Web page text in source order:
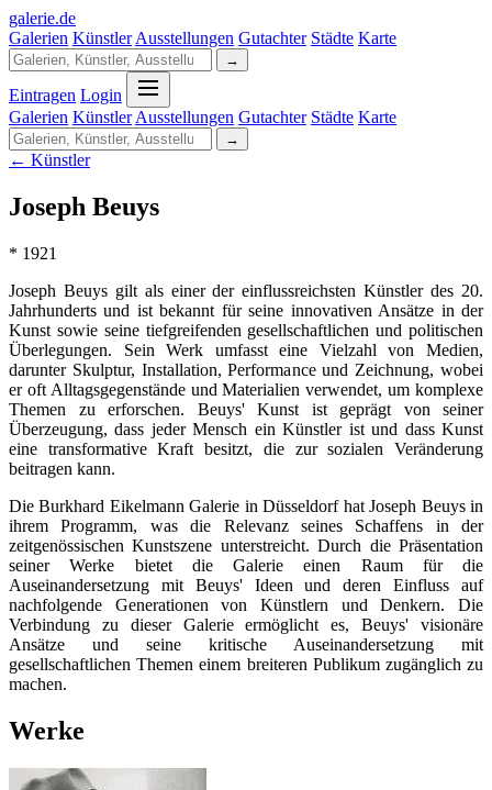
galerie.de
Galerien Künstler Ausstellungen Gutachter Städte Karte
→
Eintragen Login
Galerien Künstler Ausstellungen Gutachter Städte Karte
→
← Künstler
Joseph Beuys
* 1921
Joseph Beuys gilt als einer der einflussreichsten Künstler des 20.
Jahrhunderts und ist bekannt für seine innovativen Ansätze in der
Kunst sowie seine tiefgreifenden gesellschaftlichen und politischen
Überlegungen. Sein Werk umfasst eine Vielzahl von Medien,
darunter Skulptur, Installation, Performance und Zeichnung, wobei
er oft Alltagsgegenstände und Materialien verwendet, um komplexe
Themen zu erforschen. Beuys' Kunst ist geprägt von seiner
Überzeugung, dass jeder Mensch ein Künstler ist und dass Kunst
eine transformative Kraft besitzt, die zur sozialen Veränderung
beitragen kann.
Die Burkhard Eikelmann Galerie in Düsseldorf hat Joseph Beuys in
ihrem Programm, was die Relevanz seines Schaffens in der
zeitgenössischen Kunstszene unterstreicht. Durch die Präsentation
seiner Werke bietet die Galerie einen Raum für die
Auseinandersetzung mit Beuys' Ideen und deren Einfluss auf
nachfolgende Generationen von Künstlern und Denkern. Die
Verbindung zu dieser Galerie ermöglicht es, Beuys' visionäre
Ansätze und seine kritische Auseinandersetzung mit
gesellschaftlichen Themen einem breiteren Publikum zugänglich zu
machen.
Werke